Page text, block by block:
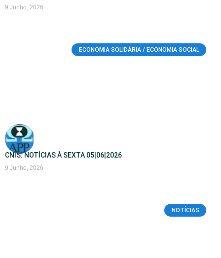
9 Junho, 2026
ECONOMIA SOLIDÁRIA / ECONOMIA SOCIAL
CNIS: NOTÍCIAS À SEXTA 05|06|2026
9 Junho, 2026
NOTÍCIAS